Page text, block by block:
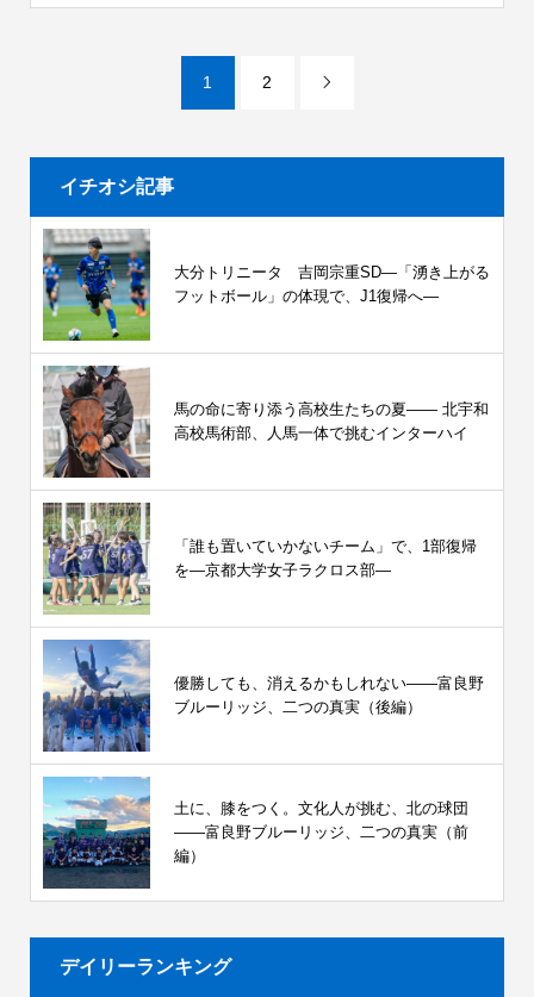
1 2 
イチオシ記事
大分トリニータ 吉岡宗重SD―「湧き上がる
フットボール」の体現で、J1復帰へ―
馬の命に寄り添う高校生たちの夏—— 北宇和
高校馬術部、人馬一体で挑むインターハイ
「誰も置いていかないチーム」で、1部復帰
を―京都大学女子ラクロス部―
優勝しても、消えるかもしれない――富良野
ブルーリッジ、二つの真実（後編）
土に、膝をつく。文化人が挑む、北の球団
――富良野ブルーリッジ、二つの真実（前
編）
デイリーランキング